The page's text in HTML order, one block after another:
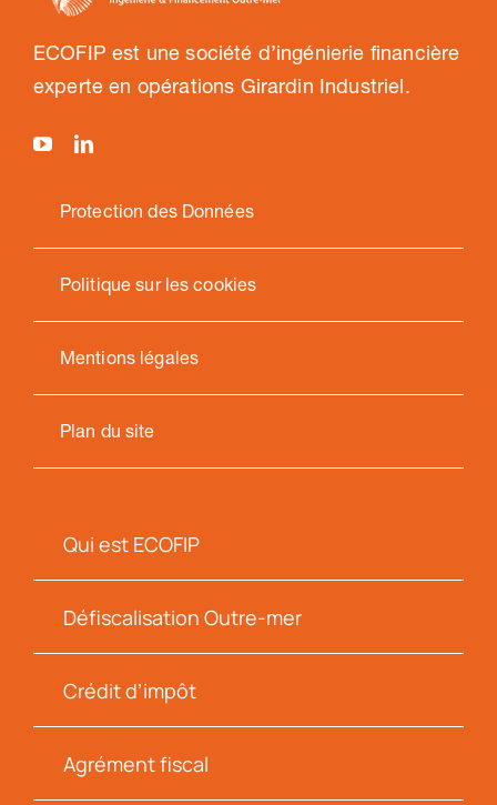
ECOFIP est une société d’ingénierie financière
experte en opérations Girardin Industriel.
Protection des Données
Politique sur les cookies
Mentions légales
Plan du site
Qui est ECOFIP
Défiscalisation Outre-mer
Crédit d’impôt
Agrément fiscal